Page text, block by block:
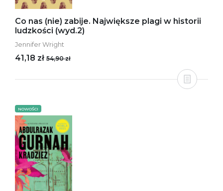
Co nas (nie) zabije. Największe plagi w historii
ludzkości (wyd.2)
Jennifer Wright
41,18 zł 54,90 zł
NOWOŚCI